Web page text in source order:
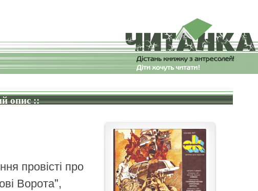
опис ::
провісті про
Ворота",